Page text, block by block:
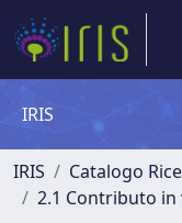
IRIS
IRIS Catalogo
2.1 Contributo in